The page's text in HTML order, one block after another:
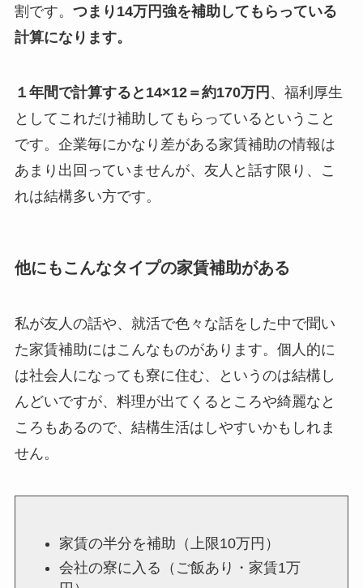
割です。 つまり14万円強を補助してもらっている
計算になります。
１年間で計算すると14×12＝約170万円 、福利厚生
としてこれだけ補助してもらっているということ
です。企業毎にかなり差がある家賃補助の情報は
あまり出回っていませんが、友人と話す限り、こ
れは結構多い方です。
他にもこんなタイプの家賃補助がある
私が友人の話や、就活で色々な話をした中で聞い
た家賃補助にはこんなものがあります。個人的に
は社会人になっても寮に住む、というのは結構し
んどいですが、料理が出てくるところや綺麗なと
ころもあるので、結構生活はしやすいかもしれま
せん。
家賃の半分を補助（上限10万円）
会社の寮に入る（ご飯あり・家賃1万